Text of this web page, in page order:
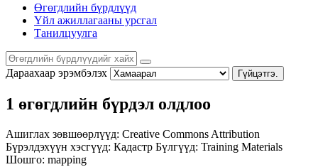
Өгөгдлийн бүрдлүүд
Үйл ажиллагааны урсгал
Танилцуулга
Дараахаар эрэмбэлэх Гүйцэтгэ.
1 өгөгдлийн бүрдэл олдлоо
Ашиглах зөвшөөрлүүд: Creative Commons Attribution
Бүрэлдэхүүн хэсгүүд: Кадастр Бүлгүүд: Training Materials
Шошго: mapping